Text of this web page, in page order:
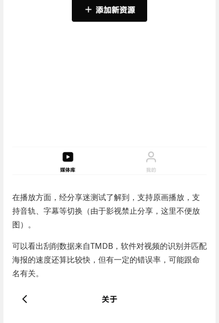
在播放方面，经分享迷测试了解到，支持原画播放，支
持音轨、字幕等切换（由于影视禁止分享，这里不便放
图）。
可以看出刮削数据来自TMDB，软件对视频的识别并匹配
海报的速度还算比较快，但有一定的错误率，可能跟命
名有关。